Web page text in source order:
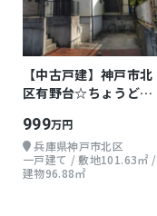
【中古戸建】神戸市北
区有野台☆ちょうどよ
999万円
兵庫県神戸市北区
一戸建て / 敷地101.63㎡ /
建物96.88㎡